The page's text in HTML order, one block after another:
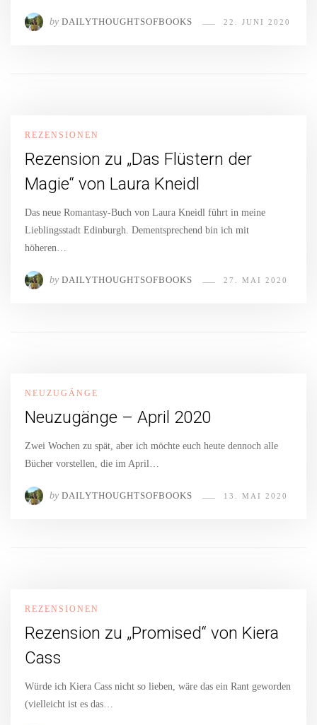
by DAILYTHOUGHTSOFBOOKS 22. JUNI 2020
REZENSIONEN
Rezension zu „Das Flüstern der
Magie“ von Laura Kneidl
Das neue Romantasy-Buch von Laura Kneidl führt in meine
Lieblingsstadt Edinburgh. Dementsprechend bin ich mit
höheren…
by DAILYTHOUGHTSOFBOOKS 27. MAI 2020
NEUZUGÄNGE
Neuzugänge – April 2020
Zwei Wochen zu spät, aber ich möchte euch heute dennoch alle
Bücher vorstellen, die im April…
by DAILYTHOUGHTSOFBOOKS 13. MAI 2020
REZENSIONEN
Rezension zu „Promised“ von Kiera
Cass
Würde ich Kiera Cass nicht so lieben, wäre das ein Rant geworden
(vielleicht ist es das…